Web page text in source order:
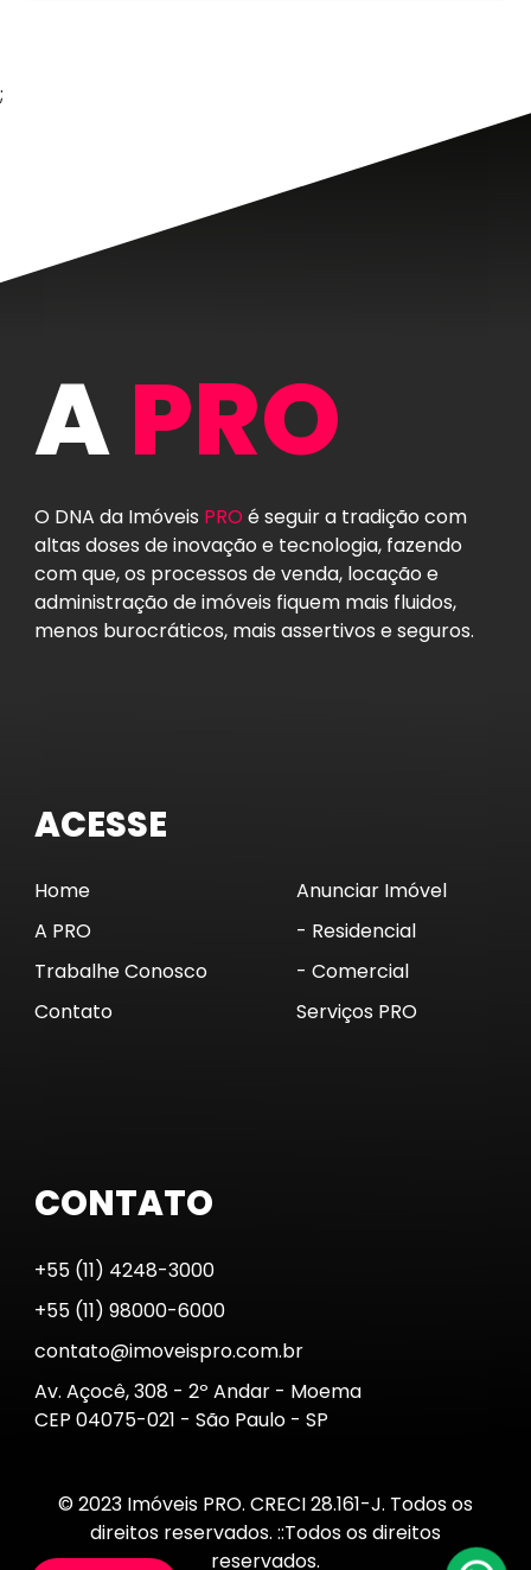
;
APRO
O DNA da Imóveis PRO é seguir a tradição com
altas doses de inovação e tecnologia, fazendo
com que, os processos de venda, locação e
administração de imóveis fiquem mais fluidos,
menos burocráticos, mais assertivos e seguros.
ACESSE
Home
A PRO
Trabalhe Conosco
Contato
Anunciar Imóvel
- Residencial
- Comercial
Serviços PRO
CONTATO
+55 (11) 4248-3000
+55 (11) 98000-6000
contato@imoveispro.com.br
Av. Açocê, 308 - 2º Andar - Moema
CEP 04075-021 - São Paulo - SP
© 2023 Imóveis PRO. CRECI 28.161-J. Todos os
direitos reservados. ::Todos os direitos
reservados.